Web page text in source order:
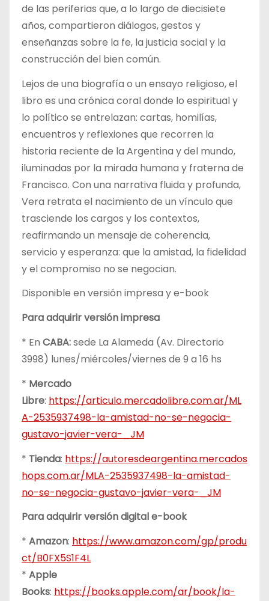
de las periferias que, a lo largo de diecisiete
años, compartieron diálogos, gestos y
enseñanzas sobre la fe, la justicia social y la
construcción del bien común.
Lejos de una biografía o un ensayo religioso, el
libro es una crónica coral donde lo espiritual y
lo político se entrelazan: cartas, homilías,
encuentros y reflexiones que recorren la
historia reciente de la Argentina y del mundo,
iluminadas por la mirada humana y fraterna de
Francisco. Con una narrativa fluida y profunda,
Vera retrata el nacimiento de un vínculo que
trasciende los cargos y los contextos,
reafirmando un mensaje de coherencia,
servicio y esperanza: que la amistad, la fidelidad
y el compromiso no se negocian.
Disponible en versión impresa y e-book
Para adquirir versión impresa
* En CABA:sede La Alameda (Av. Directorio
3998) lunes/miércoles/viernes de 9 a 16 hs
* Mercado
Libre: https://articulo.mercadolibre.com.ar/ML
A-2535937498-la-amistad-no-se-negocia-
gustavo-javier-vera-_JM
* Tienda: https://autoresdeargentina.mercados
hops.com.ar/MLA-2535937498-la-amistad-
no-se-negocia-gustavo-javier-vera-_JM
Para adquirir versión digital e-book
* Amazon: https://www.amazon.com/gp/produ
ct/B0FX5S1F4L
* Apple
Books: https://books.apple.com/ar/book/la-